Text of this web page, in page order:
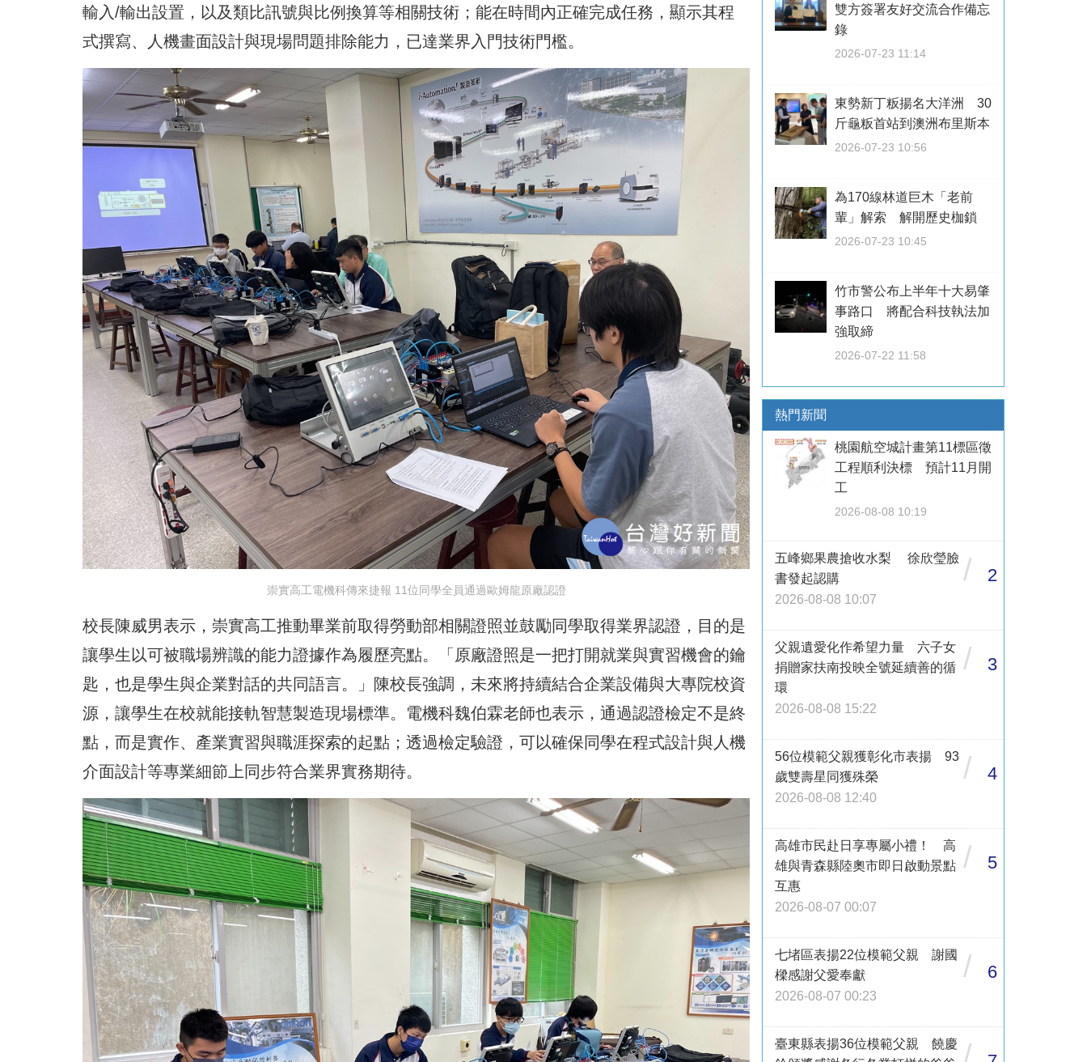
輸入/輸出設置，以及類比訊號與比例換算等相關技術；能在時間內正確完成任務，顯示其程
式撰寫、人機畫面設計與現場問題排除能力，已達業界入門技術門檻。
崇實高工電機科傳來捷報 11位同學全員通過歐姆龍原廠認證
校長陳威男表示，崇實高工推動畢業前取得勞動部相關證照並鼓勵同學取得業界認證，目的是
讓學生以可被職場辨識的能力證據作為履歷亮點。「原廠證照是一把打開就業與實習機會的鑰
匙，也是學生與企業對話的共同語言。」陳校長強調，未來將持續結合企業設備與大專院校資
源，讓學生在校就能接軌智慧製造現場標準。電機科魏伯霖老師也表示，通過認證檢定不是終
點，而是實作、產業實習與職涯探索的起點；透過檢定驗證，可以確保同學在程式設計與人機
介面設計等專業細節上同步符合業界實務期待。
雙方簽署友好交流合作備忘
錄
2026-07-23 11:14
東勢新丁粄揚名大洋洲 30
斤龜粄首站到澳洲布里斯本
2026-07-23 10:56
為170線林道巨木「老前
輩」解索 解開歷史枷鎖
2026-07-23 10:45
竹市警公布上半年十大易肇
事路口 將配合科技執法加
強取締
2026-07-22 11:58
熱門新聞
桃園航空城計畫第11標區徵
工程順利決標 預計11月開
工
2026-08-08 10:19
五峰鄉果農搶收水梨 徐欣瑩臉
書發起認購
2026-08-08 10:07
/ 2
父親遺愛化作希望力量 六子女
捐贈家扶南投映全號延續善的循
環
2026-08-08 15:22
/ 3
56位模範父親獲彰化市表揚 93
歲雙壽星同獲殊榮
2026-08-08 12:40
/ 4
高雄市民赴日享專屬小禮！ 高
雄與青森縣陸奧市即日啟動景點
互惠
2026-08-07 00:07
/ 5
七堵區表揚22位模範父親 謝國
樑感謝父愛奉獻
2026-08-07 00:23
/ 6
臺東縣表揚36位模範父親 饒慶